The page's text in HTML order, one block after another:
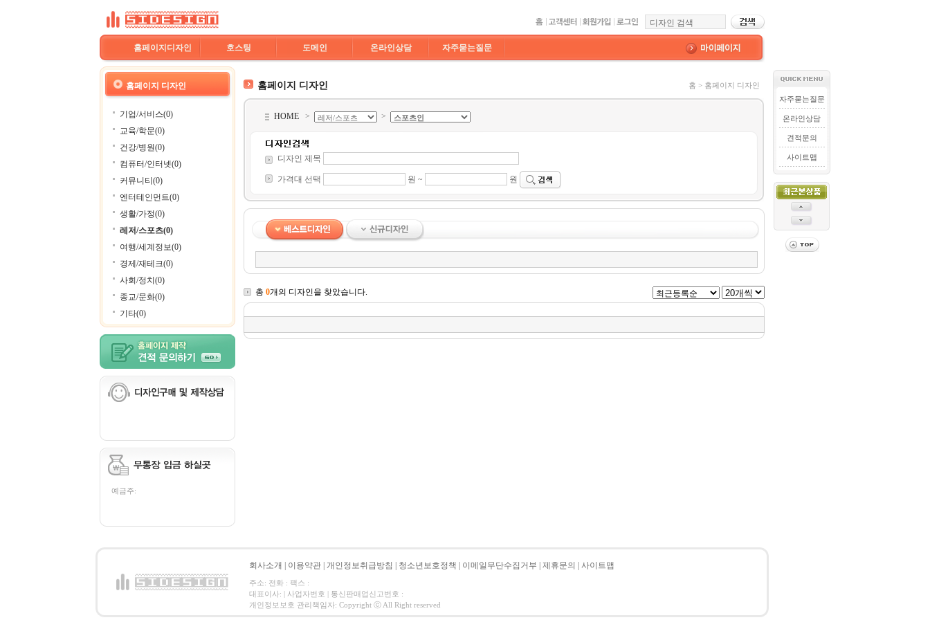
홈페이지디자인 호스팅 도메인 온라인상담 자주묻는질문
홈페이지 디자인
기업/서비스(0)
교육/학문(0)
건강/병원(0)
컴퓨터/인터넷(0)
커뮤니티(0)
엔터테인먼트(0)
생활/가정(0)
레저/스포츠(0)
여행/세계정보(0)
경제/재테크(0)
사회/정치(0)
종교/문화(0)
기타(0)
예금주:
홈페이지 디자인 홈 > 홈페이지 디자인
HOME > >
디자인 제목
가격대 선택 원 ~ 원
총 0개의 디자인을 찾았습니다.
자주묻는질문
온라인상담
견적문의
사이트맵
회사소개 이용약관 개인정보취급방침 청소년보호정책 이메일무단수집거부 제휴문의 사이트맵
주소: 전화 : 팩스 :
대표이사: | 사업자번호 | 통신판매업신고번호 :
개인정보보호 관리책임자: Copyright ⓒ All Right reserved